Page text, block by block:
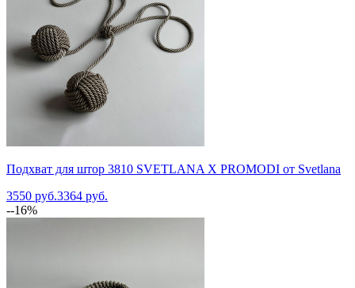
Подхват для штор 3810 SVETLANA X PROMODI от Svetlana
3550 руб.3364 руб.
--16%